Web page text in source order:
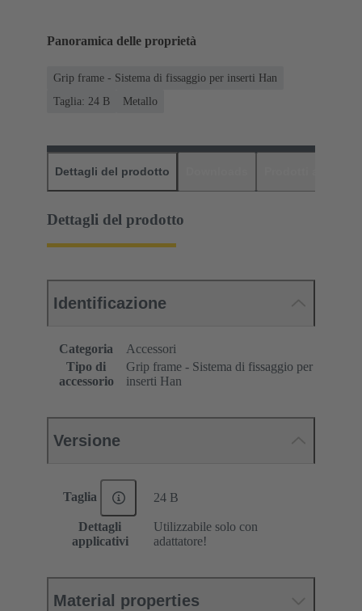
Panoramica delle proprietà
Grip frame - Sistema di fissaggio per inserti Han
Taglia: 24 B
Metallo
Dettagli del prodotto
Dettagli del prodotto
Identificazione
Categoria
Accessori
Tipo di
accessorio
Grip frame - Sistema di fissaggio per
inserti Han
Versione
Taglia 24 B
Dettagli
applicativi
Utilizzabile solo con
adattatore!
Material properties